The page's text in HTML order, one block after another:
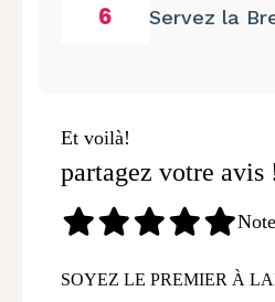
6 Servez la
Et voilà!
partagez votre avis
SOYEZ LE PREMIER À